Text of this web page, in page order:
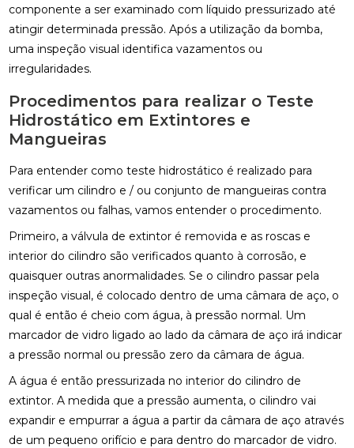
componente a ser examinado com líquido pressurizado até
atingir determinada pressão. Após a utilização da bomba,
uma inspeção visual identifica vazamentos ou
irregularidades.
Procedimentos para realizar o Teste
Hidrostático em Extintores e
Mangueiras
Para entender como teste hidrostático é realizado para
verificar um cilindro e / ou conjunto de mangueiras contra
vazamentos ou falhas, vamos entender o procedimento.
Primeiro, a válvula de extintor é removida e as roscas e
interior do cilindro são verificados quanto à corrosão, e
quaisquer outras anormalidades. Se o cilindro passar pela
inspeção visual, é colocado dentro de uma câmara de aço, o
qual é então é cheio com água, à pressão normal. Um
marcador de vidro ligado ao lado da câmara de aço irá indicar
a pressão normal ou pressão zero da câmara de água.
A água é então pressurizada no interior do cilindro de
extintor. A medida que a pressão aumenta, o cilindro vai
expandir e empurrar a água a partir da câmara de aço através
de um pequeno orifício e para dentro do marcador de vidro.